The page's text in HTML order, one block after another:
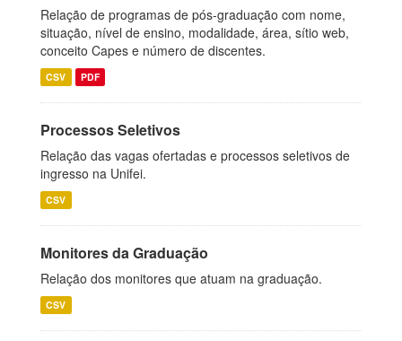
Relação de programas de pós-graduação com nome,
situação, nível de ensino, modalidade, área, sítio web,
conceito Capes e número de discentes.
CSV PDF
Processos Seletivos
Relação das vagas ofertadas e processos seletivos de
ingresso na Unifei.
CSV
Monitores da Graduação
Relação dos monitores que atuam na graduação.
CSV